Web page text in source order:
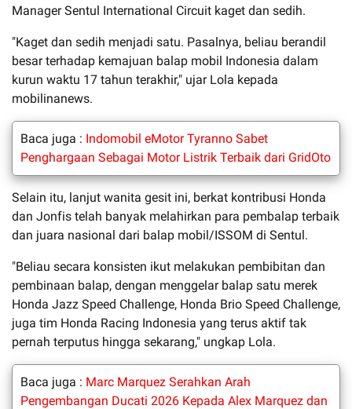
Manager Sentul International Circuit kaget dan sedih.
"Kaget dan sedih menjadi satu. Pasalnya, beliau berandil
besar terhadap kemajuan balap mobil Indonesia dalam
kurun waktu 17 tahun terakhir," ujar Lola kepada
mobilinanews.
Baca juga : Indomobil eMotor Tyranno Sabet
Penghargaan Sebagai Motor Listrik Terbaik dari GridOto
Selain itu, lanjut wanita gesit ini, berkat kontribusi Honda
dan Jonfis telah banyak melahirkan para pembalap terbaik
dan juara nasional dari balap mobil/ISSOM di Sentul.
"Beliau secara konsisten ikut melakukan pembibitan dan
pembinaan balap, dengan menggelar balap satu merek
Honda Jazz Speed Challenge, Honda Brio Speed Challenge,
juga tim Honda Racing Indonesia yang terus aktif tak
pernah terputus hingga sekarang," ungkap Lola.
Baca juga : Marc Marquez Serahkan Arah
Pengembangan Ducati 2026 Kepada Alex Marquez dan